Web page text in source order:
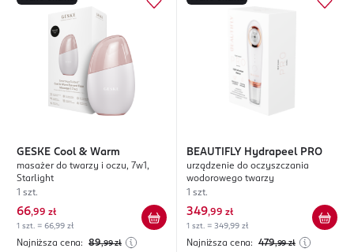
GESKE Cool & Warm
masażer do twarzy i oczu, 7w1,
Starlight
1 szt.
66,99 zł
1 szt. = 66,99 zł
Najniższa cena: 89,99 zł
BEAUTIFLY Hydrapeel PRO
urządzenie do oczyszczania
wodorowego twarzy
1 szt.
349,99 zł
1 szt. = 349,99 zł
Najniższa cena: 479,99 zł